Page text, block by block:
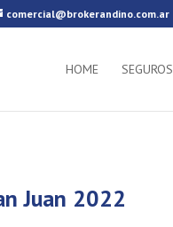
comercial@brokerandino.com.ar
HOME SEGUROS
Juan 2022